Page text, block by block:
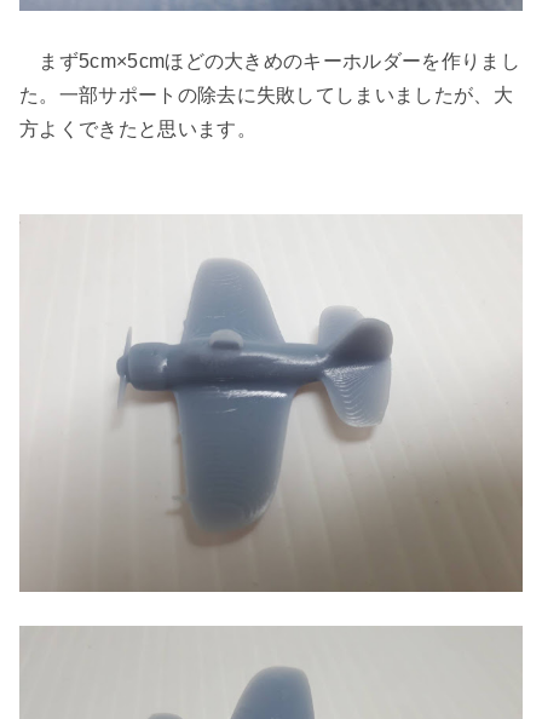
まず5cm×5cmほどの大きめのキーホルダーを作りまし
た。一部サポートの除去に失敗してしまいましたが、大
方よくできたと思います。